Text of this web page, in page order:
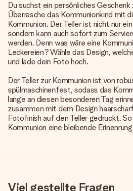
Du suchst ein persönliches Geschenk
Überrasche das Kommunionkind mit
Kommunion. Der Teller ist nicht nur
sondern kann auch sofort zum
werden. Denn was wäre eine
Leckereien? Wähle das Design,
und lade dein Foto hoch.
Der Teller zur Kommunion ist von
spülmaschinenfest, sodass das
lange an diesen besonderen Tag
zusammen mit dem Design
Fotofinish auf den Teller gedruckt.
Kommunion eine bleibende
Viel gestellte Fragen